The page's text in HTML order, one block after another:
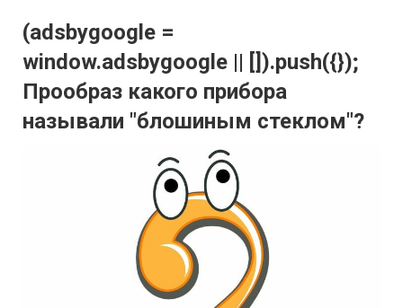
(adsbygoogle =
window.adsbygoogle || []).push({});
Прообраз какого прибора
называли "блошиным стеклом"?